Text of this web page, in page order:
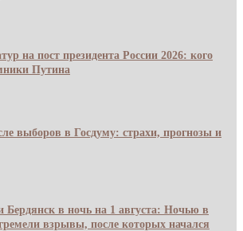
на пост президента России 2026: кого
Путина
выборов в Госдуму: страхи, прогнозы и
Бердянск в ночь на 1 августа: Ночью в
взрывы, после которых начался